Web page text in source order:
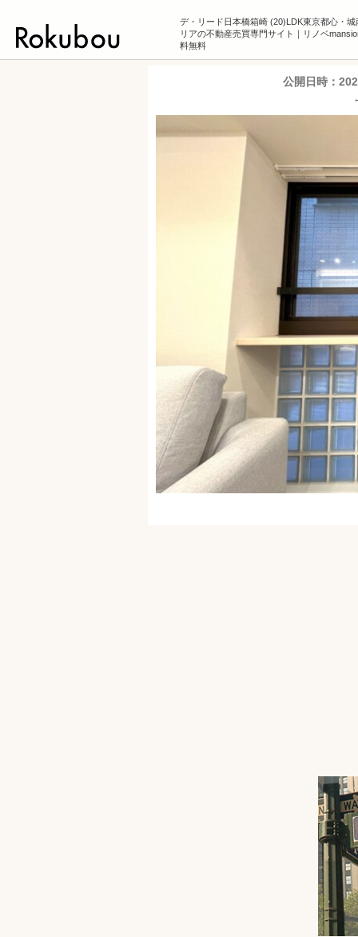
デ・リード日本橋箱崎 (20)LDK東京都心・城
リアの不動産売買専門サイト｜リノベ
料無料
公開日時：